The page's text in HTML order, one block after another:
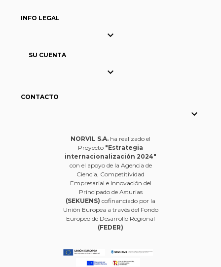
INFO LEGAL

SU CUENTA

CONTACTO

NORVIL S.A. ha realizado el
Proyecto "Estrategia
internacionalización 2024"
con el apoyo de la Agencia de
Ciencia, Competitividad
Empresarial e Innovación del
Principado de Asturias
(SEKUENS) cofinanciado por la
Unión Europea a través del Fondo
Europeo de Desarrollo Regional
(FEDER)